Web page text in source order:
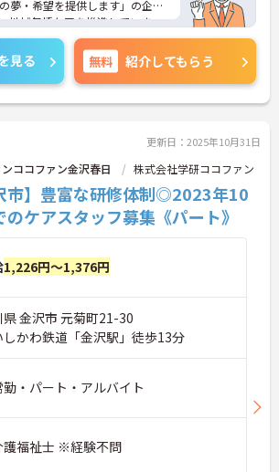
夢・希望を提供します」の企業
地域包括ケアを推進していま
、面接対策ポイントなど、さら
しますのでお気軽にご相談くだ
見る 無料 紹介してもらう
更新日：2025年10月31日
ココファン金沢春日 株式会社学研ココファン
市】豊富な研修体制◎2023年10
ケアスタッフ募集《パート》
1,226円～1,376円
県 金沢市 元菊町21-30
しかわ鉄道「金沢駅」徒歩13分
勤・パート・アルバイト
福祉士 ※経験不問